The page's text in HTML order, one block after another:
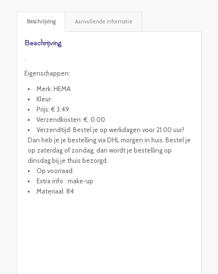
Beschrijving Aanvullende informatie
Beschrijving
Eigenschappen:
Merk: HEMA
Kleur:
Prijs: € 3.49
Verzendkosten: € 0.00
Verzendtijd: Bestel je op werkdagen voor 21.00 uur?
Dan heb je je bestelling via DHL morgen in huis. Bestel je
op zaterdag of zondag, dan wordt je bestelling op
dinsdag bij je thuis bezorgd.
Op voorraad:
Extra info : make-up
Materiaal: 84